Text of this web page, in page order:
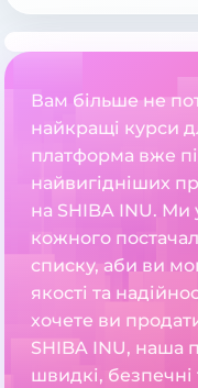
Вам більше не
найкращі курси
платформа вже
найвигідніших
на SHIBA INU. Ми
кожного
списку, аби ви
якості та
хочете ви
SHIBA INU, наша
швидкі, безпечні